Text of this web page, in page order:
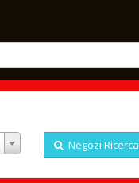
Negozi Ricerca